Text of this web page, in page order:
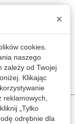
i
×
cookies.
naszego
zależy od Twojej
Klikając
reklamowych,
„Tylko
odrębnie dla